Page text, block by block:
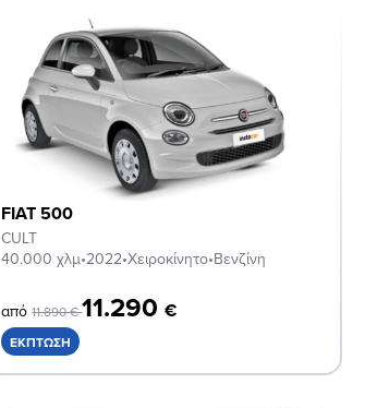
FIAT 500
CULT
40.000 χλμ•2022•Χειροκίνητο•Βενζίνη
από11.890 €11.290€
ΈΚΠΤΩΣΗ